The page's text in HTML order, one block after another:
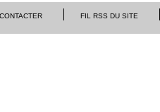
FIL RSS DU SITE